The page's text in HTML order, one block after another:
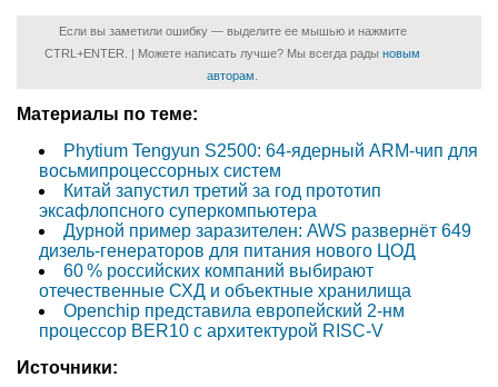
Если вы заметили ошибку — выделите ее мышью и нажмите
CTRL+ENTER. | Можете написать лучше? Мы всегда рады новым
авторам.
Материалы по теме:
Phytium Tengyun S2500: 64-ядерный ARM-чип для
восьмипроцессорных систем
Китай запустил третий за год прототип
эксафлопсного суперкомпьютера
Дурной пример заразителен: AWS развернёт 649
дизель-генераторов для питания нового ЦОД
60 % российских компаний выбирают
отечественные СХД и объектные хранилища
Openchip представила европейский 2-нм
процессор BER10 с архитектурой RISC-V
Источники: